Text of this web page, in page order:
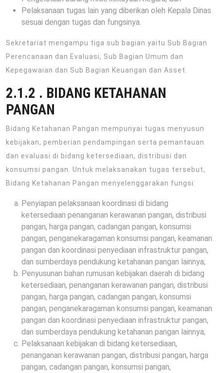
Pelaksanaan tugas lain yang diberikan oleh Kepala Dinas
sesuai dengan tugas dan fungsinya.
Sekretariat mengampu tiga sub bagian yaitu Sub Bagian
Perencanaan dan Evaluasi, Sub Bagian Umum dan
Kepegawaian dan Sub Bagian Keuangan dan Asset.
2.1.2 . BIDANG KETAHANAN
PANGAN
Bidang Ketahanan Pangan mempunyai tugas menyusun
kebijakan, pemberian pendampingan serta pemantauan
dan evaluasi di bidang ketersediaan, distribusi dan
konsumsi pangan. Untuk melaksanakan tugas tersebut,
Bidang Ketahanan Pangan menyelenggarakan fungsi:
Penyiapan pelaksanaan koordinasi di bidang
ketersediaan penanganan kerawanan pangan, distribusi
pangan, harga pangan, cadangan pangan, konsumsi
pangan, penganekaragaman konsumsi pangan, keamanan
pangan dan koordinasi penyediaan infrastruktur pangan,
dan sumberdaya pendukung ketahanan pangan lainnya;
Penyusunan bahan rumusan kebijakan daerah di bidang
ketersediaan, penanganan kerawanan pangan, distribusi
pangan, harga pangan, cadangan pangan, konsumsi
pangan, penganekaragaman konsumsi pangan, keamanan
pangan dan koordinasi penyediaan infrastruktur pangan,
dan sumberdaya pendukung ketahanan pangan lainnya;
Pelaksanaan kebijakan di bidang ketersediaan,
penanganan kerawanan pangan, distribusi pangan, harga
pangan, cadangan pangan, konsumsi pangan,